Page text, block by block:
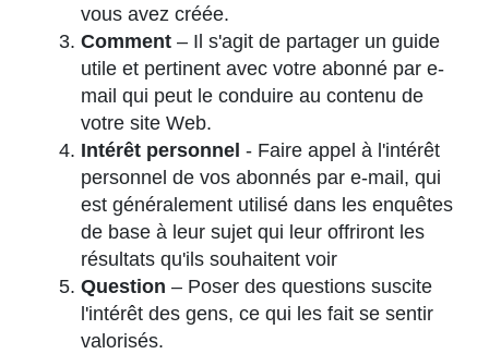
vous avez créée.
Comment – Il s'agit de partager un guide
utile et pertinent avec votre abonné par e-
mail qui peut le conduire au contenu de
votre site Web.
Intérêt personnel - Faire appel à l'intérêt
personnel de vos abonnés par e-mail, qui
est généralement utilisé dans les enquêtes
de base à leur sujet qui leur offriront les
résultats qu'ils souhaitent voir
Question – Poser des questions suscite
l'intérêt des gens, ce qui les fait se sentir
valorisés.